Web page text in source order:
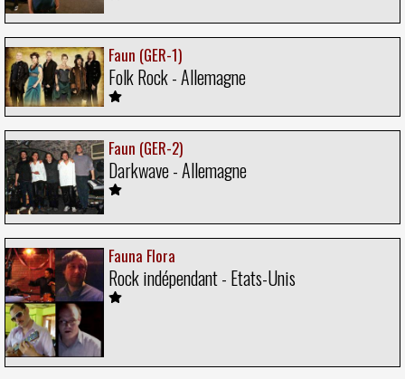
Faun (GER-1)
Folk Rock - Allemagne
Faun (GER-2)
Darkwave - Allemagne
Fauna Flora
Rock indépendant - Etats-Unis